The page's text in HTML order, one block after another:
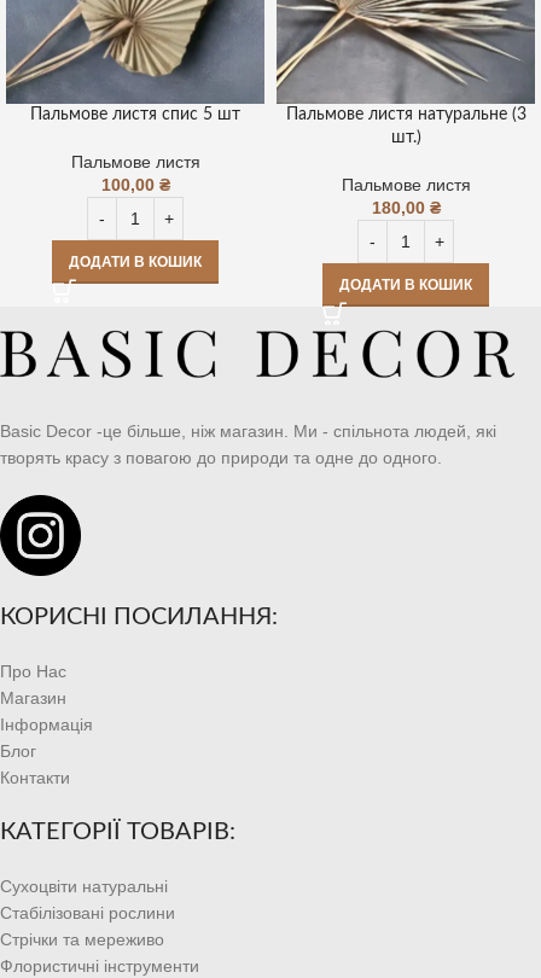
Пальмове листя спис 5 шт
Пальмове листя
100,00 ₴
ДОДАТИ В КОШИК
Пальмове листя натуральне (3
шт.)
Пальмове листя
180,00 ₴
ДОДАТИ В КОШИК
Basic Decor -це більше, ніж магазин. Ми - спільнота людей, які
творять красу з повагою до природи та одне до одного.
КОРИСНІ ПОСИЛАННЯ:
Про Нас
Магазин
Інформація
Блог
Контакти
КАТЕГОРІЇ ТОВАРІВ:
Сухоцвіти натуральні
Стабілізовані рослини
Стрічки та мереживо
Флористичні інструменти